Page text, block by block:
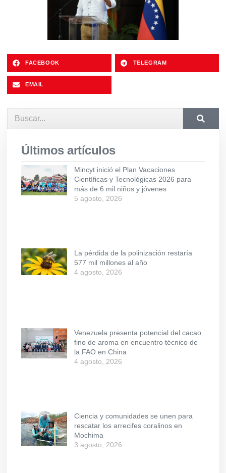
FACEBOOK TELEGRAM
EMAIL
Últimos artículos
Mincyt inició el Plan Vacaciones
Científicas y Tecnológicas 2026 para
más de 6 mil niños y jóvenes
5 agosto, 2026
La pérdida de la polinización restaría
577 mil millones al año
4 agosto, 2026
Venezuela presenta potencial del cacao
fino de aroma en encuentro técnico de
la FAO en China
4 agosto, 2026
Ciencia y comunidades se unen para
rescatar los arrecifes coralinos en
Mochima
3 agosto, 2026